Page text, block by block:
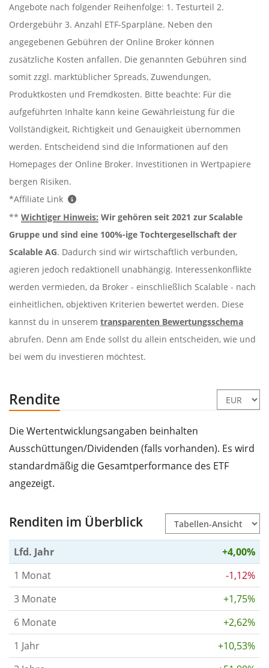
Angebote nach folgender Reihenfolge: 1. Testurteil 2.
Ordergebühr 3. Anzahl ETF-Sparpläne. Neben den
angegebenen Gebühren der Online Broker können
zusätzliche Kosten anfallen. Die genannten Gebühren sind
somit zzgl. marktüblicher Spreads, Zuwendungen,
Produktkosten und Fremdkosten. Bitte beachte: Für die
aufgeführten Inhalte kann keine Gewährleistung für die
Vollständigkeit, Richtigkeit und Genauigkeit übernommen
werden. Entscheidend sind die Informationen auf den
Homepages der Online Broker. Investitionen in Wertpapiere
bergen Risiken.
*Affiliate Link
** Wichtiger Hinweis: Wir gehören seit 2021 zur Scalable
Gruppe und sind eine 100%-ige Tochtergesellschaft der
Scalable AG. Dadurch sind wir wirtschaftlich verbunden,
agieren jedoch redaktionell unabhängig. Interessenkonflikte
werden vermieden, da Broker - einschließlich Scalable - nach
einheitlichen, objektiven Kriterien bewertet werden. Diese
kannst du in unserem transparenten Bewertungsschema
abrufen. Denn am Ende sollst du allein entscheiden, wie und
bei wem du investieren möchtest.
Rendite
Die Wertentwicklungsangaben beinhalten
Ausschüttungen/Dividenden (falls vorhanden). Es wird
standardmäßig die Gesamtperformance des ETF
angezeigt.
Renditen im Überblick
Lfd. Jahr
+4,00%
1 Monat
-1,12%
3 Monate
+1,75%
6 Monate
+2,62%
1 Jahr
+10,53%